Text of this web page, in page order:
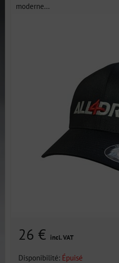
moderne...
26 € incl. VAT
Disponibilité: Épuisé